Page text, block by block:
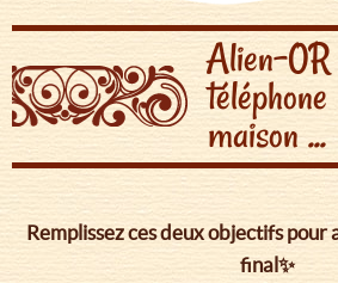
Alien-0R
téléphone
maison ...
Remplissez ces deux objectifs pour
final✨